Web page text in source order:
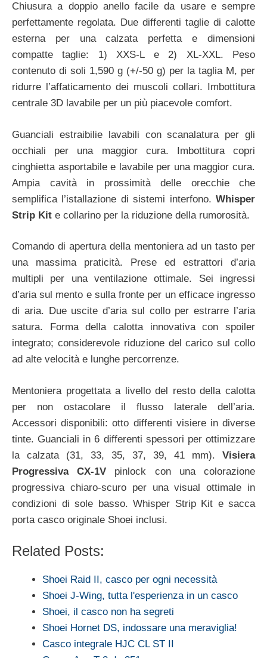
Chiusura a doppio anello facile da usare e sempre
perfettamente regolata. Due differenti taglie di calotte
esterna per una calzata perfetta e dimensioni
compatte taglie: 1) XXS-L e 2) XL-XXL. Peso
contenuto di soli 1,590 g (+/-50 g) per la taglia M, per
ridurre l’affaticamento dei muscoli collari. Imbottitura
centrale 3D lavabile per un più piacevole comfort.
Guanciali estraibilie lavabili con scanalatura per gli
occhiali per una maggior cura. Imbottitura copri
cinghietta asportabile e lavabile per una maggior cura.
Ampia cavità in prossimità delle orecchie che
semplifica l’istallazione di sistemi interfono. Whisper
Strip Kit e collarino per la riduzione della rumorosità.
Comando di apertura della mentoniera ad un tasto per
una massima praticità. Prese ed estrattori d’aria
multipli per una ventilazione ottimale. Sei ingressi
d’aria sul mento e sulla fronte per un efficace ingresso
di aria. Due uscite d’aria sul collo per estrarre l’aria
satura. Forma della calotta innovativa con spoiler
integrato; considerevole riduzione del carico sul collo
ad alte velocità e lunghe percorrenze.
Mentoniera progettata a livello del resto della calotta
per non ostacolare il flusso laterale dell’aria.
Accessori disponibili: otto differenti visiere in diverse
tinte. Guanciali in 6 differenti spessori per ottimizzare
la calzata (31, 33, 35, 37, 39, 41 mm). Visiera
Progressiva CX-1V pinlock con una colorazione
progressiva chiaro-scuro per una visual ottimale in
condizioni di sole basso. Whisper Strip Kit e sacca
porta casco originale Shoei inclusi.
Related Posts:
Shoei Raid II, casco per ogni necessità
Shoei J-Wing, tutta l'esperienza in un casco
Shoei, il casco non ha segreti
Shoei Hornet DS, indossare una meraviglia!
Casco integrale HJC CL ST II